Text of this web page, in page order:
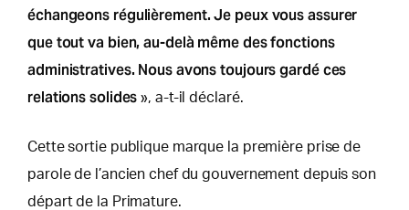
échangeons régulièrement. Je peux vous assurer
que tout va bien, au-delà même des fonctions
administratives. Nous avons toujours gardé ces
relations solides», a-t-il déclaré.
Cette sortie publique marque la première prise de
parole de l’ancien chef du gouvernement depuis son
départ de la Primature.